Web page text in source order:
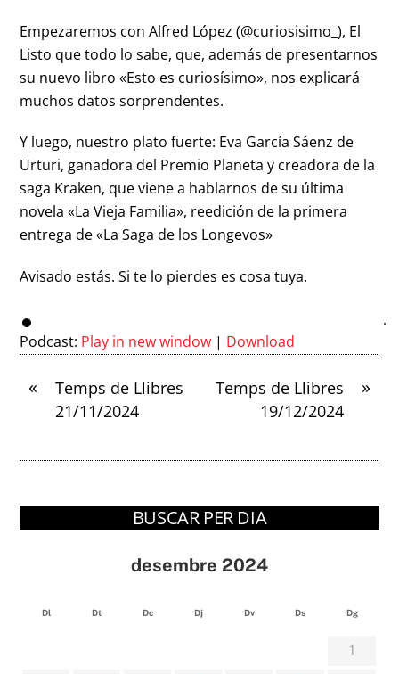
Empezaremos con Alfred López (@curiosisimo_), El
Listo que todo lo sabe, que, además de presentarnos
su nuevo libro «Esto es curiosísimo», nos explicará
muchos datos sorprendentes.
Y luego, nuestro plato fuerte: Eva García Sáenz de
Urturi, ganadora del Premio Planeta y creadora de la
saga Kraken, que viene a hablarnos de su última
novela «La Vieja Familia», reedición de la primera
entrega de «La Saga de los Longevos»
Avisado estás. Si te lo pierdes es cosa tuya.
Podcast: Play in new window | Download
«
Temps de Llibres
21/11/2024
»
Temps de Llibres
19/12/2024
BUSCAR PER DIA
desembre 2024
Dl Dt Dc Dj Dv Ds Dg
1